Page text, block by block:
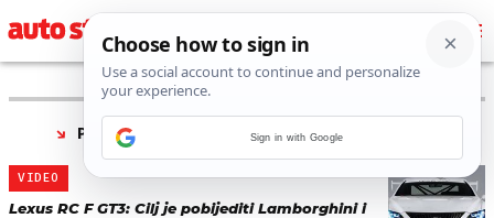
PRONAĐENO 307 REZULTATA ZA TAG “
VIDEO
Lexus RC F GT3: Cilj je pobijediti Lamborghini i
Sign in with Google